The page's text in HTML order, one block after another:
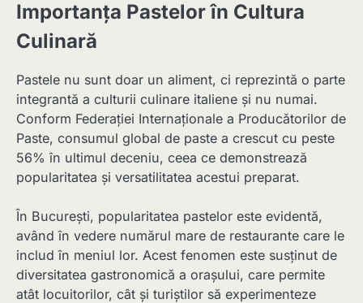
Importanța Pastelor în Cultura
Culinară
Pastele nu sunt doar un aliment, ci reprezintă o parte
integrantă a culturii culinare italiene și nu numai.
Conform Federației Internaționale a Producătorilor de
Paste, consumul global de paste a crescut cu peste
56% în ultimul deceniu, ceea ce demonstrează
popularitatea și versatilitatea acestui preparat.
În București, popularitatea pastelor este evidentă,
având în vedere numărul mare de restaurante care le
includ în meniul lor. Acest fenomen este susținut de
diversitatea gastronomică a orașului, care permite
atât locuitorilor, cât și turiștilor să experimenteze